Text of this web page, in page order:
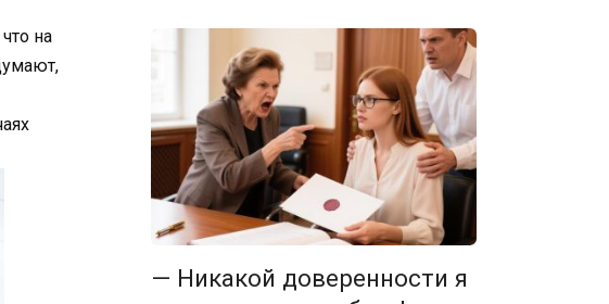
на
— Никакой доверенности я